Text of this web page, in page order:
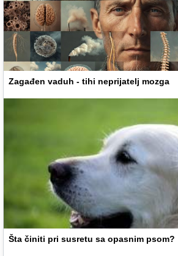
Zagađen vaduh - tihi neprijatelj mozga
Šta činiti pri susretu sa opasnim psom?